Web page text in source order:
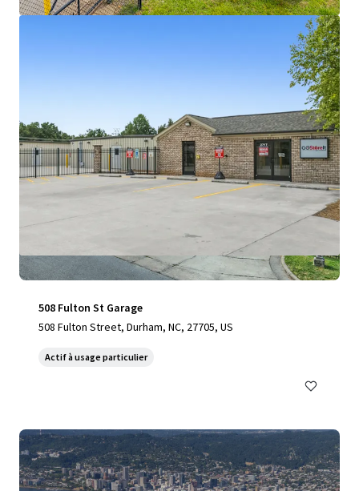
Voir plus
508 Fulton St Garage
508 Fulton Street, Durham, NC, 27705, US
Actif à usage particulier